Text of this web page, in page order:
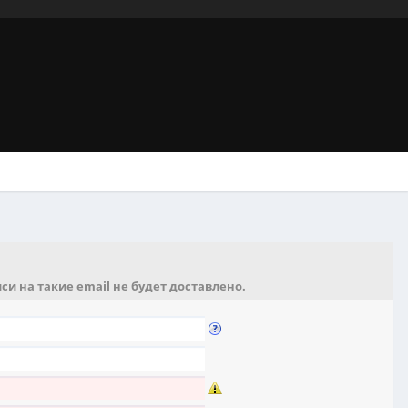
на такие email не будет доставлено.